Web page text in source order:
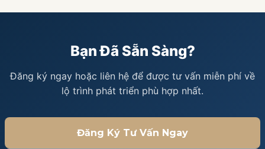
Bạn Đã Sẵn Sàng?
Đăng ký ngay hoặc liên hệ để được tư vấn miễn phí về
lộ trình phát triển phù hợp nhất.
Đăng Ký Tư Vấn Ngay